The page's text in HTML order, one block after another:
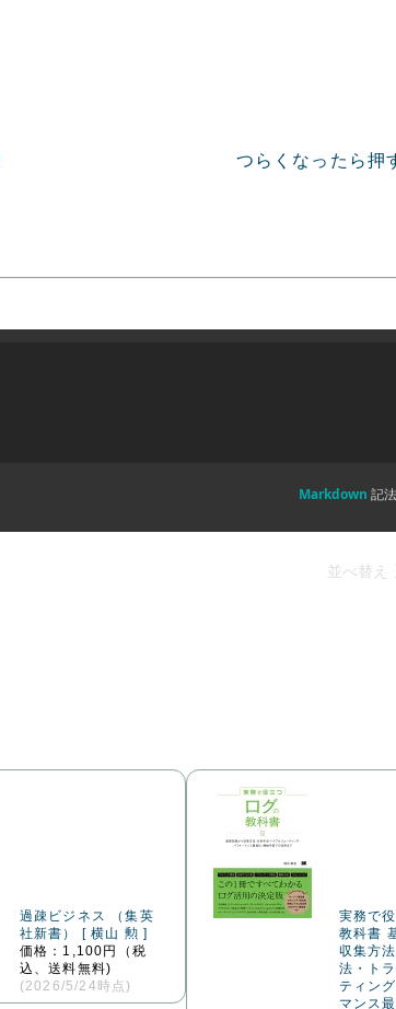
つらくなったら押
過疎ビジネス （集英
社新書） [ 横山 勲 ]
価格：1,100円（税
込、送料無料)
(2026/5/24時点)
実務で
教科書
収集方
法・ト
ティン
マンス